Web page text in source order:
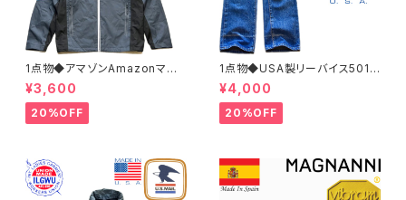
1点物◆アマゾンAmazonマウ
ンテンパーカー中古ナイロンジ
ャケット古着メンズXLレディース
OKアメカジ90sストリートUS
灰色アウター水色362468
¥3,600
20%OFF
1点物◆USA製リーバイス501ビ
ンテージ黒カン80sジーンズ古
着メンズレディースOKアメカジ/
ストリート/ブランドアメリカ製デ
ニムパンツ372581
¥4,000
20%OFF